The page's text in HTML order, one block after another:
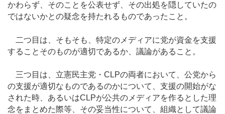
かわらず、そのことを公表せず、その出処を隠していたの
ではないかとの疑念を持たれるものであったこと。
二つ目は、そもそも、特定のメディアに党が資金を支援
することそのものが適切であるか、議論があること。
三つ目は、立憲民主党・CLPの両者において、公党から
の支援が適切なものであるのかについて、支援の開始がな
された時、あるいはCLPが公共のメディアを作るとした理
念をまとめた際等、その妥当性について、組織として議論